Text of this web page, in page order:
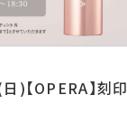
)【OPERA】刻印